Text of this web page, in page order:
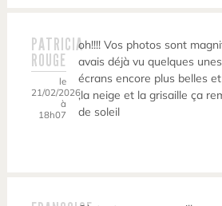
PATRICIA
ROUGE
le
21/02/2026
à
18h07
oh!!!! Vos photos sont
avais déjà vu quelques
écrans encore plus belles
,la neige et la grisaille ça
de soleil